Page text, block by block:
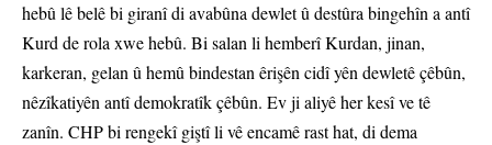
hebû lê belê bi giranî di avabûna dewlet û destûra bingehîn a antî
Kurd de rola xwe hebû. Bi salan li hemberî Kurdan, jinan,
karkeran, gelan û hemû bindestan êrişên cidî yên dewletê çêbûn,
nêzîkatiyên antî demokratîk çêbûn. Ev ji aliyê her kesî ve tê
zanîn. CHP bi rengekî giştî li vê encamê rast hat, di dema